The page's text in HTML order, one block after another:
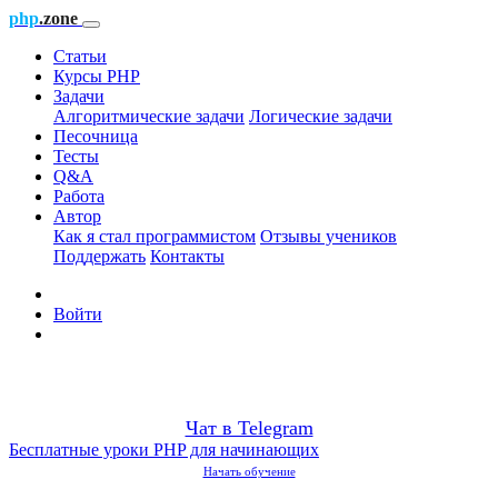
php.zone
Статьи
Курсы PHP
Задачи
Алгоритмические задачи Логические задачи
Песочница
Тесты
Q&A
Работа
Автор
Как я стал программистом Отзывы учеников
Поддержать Контакты
Войти
Чат в Telegram
Бесплатные уроки PHP для начинающих
Начать обучение